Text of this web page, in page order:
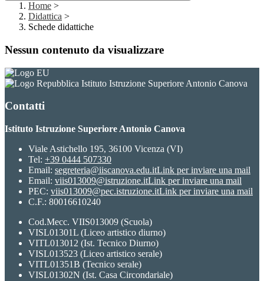
Home >
Didattica >
Schede didattiche
Nessun contenuto da visualizzare
Istituto Istruzione Superiore Antonio Canova
Contatti
Istituto Istruzione Superiore Antonio Canova
Viale Astichello 195, 36100 Vicenza (VI)
Tel: +39 0444 507330
Email: segreteria@iiscanova.edu.itLink per inviare una mail
Email: viis013009@istruzione.itLink per inviare una mail
PEC: viis013009@pec.istruzione.itLink per inviare una mail
C.F.: 80016610240
Cod.Mecc. VIIS013009 (Scuola)
VISL01301L (Liceo artistico diurno)
VITL013012 (Ist. Tecnico Diurno)
VISL013523 (Liceo artistico serale)
VITL01351B (Tecnico serale)
VISL01302N (Ist. Casa Circondariale)